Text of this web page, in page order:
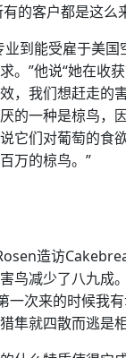
的客户都是这么
业到能受雇于美国
。”他说“她在收
，我们想赶走的
的一种是椋鸟，
它们对葡萄的食
万的椋鸟。”
造访
鸟减少了八九成
一次来的时候我
隼就四散而逃是